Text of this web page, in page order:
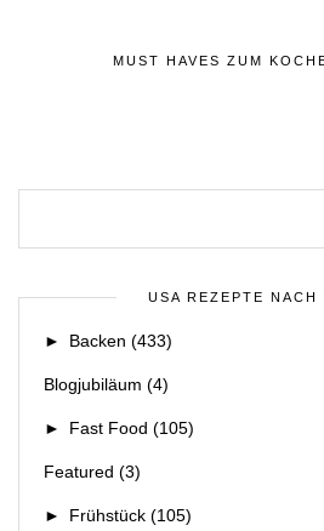
MUST HAVES ZUM
USA REZEPTE NACH
► Backen (433)
Blogjubiläum (4)
► Fast Food (105)
Featured (3)
► Frühstück (105)